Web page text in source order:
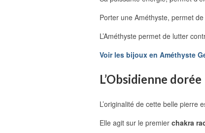
Porter une Améthyste, permet
L’Améthyste permet de lutter
Voir les bijoux en Améthyste
L’Obsidienne dorée
L’originalité de cette belle pierre
Elle agit sur le premier chakra